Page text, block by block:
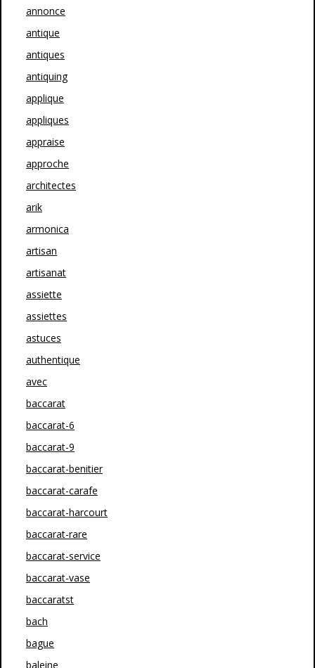
annonce
antique
antiques
antiquing
applique
appliques
appraise
approche
architectes
arik
armonica
artisan
artisanat
assiette
assiettes
astuces
authentique
avec
baccarat
baccarat-6
baccarat-9
baccarat-benitier
baccarat-carafe
baccarat-harcourt
baccarat-rare
baccarat-service
baccarat-vase
baccaratst
bach
bague
baleine